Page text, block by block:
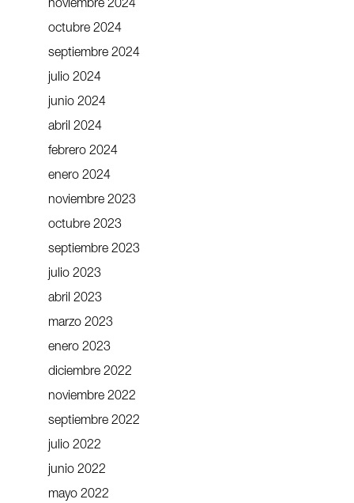
noviembre 2024
octubre 2024
septiembre 2024
julio 2024
junio 2024
abril 2024
febrero 2024
enero 2024
noviembre 2023
octubre 2023
septiembre 2023
julio 2023
abril 2023
marzo 2023
enero 2023
diciembre 2022
noviembre 2022
septiembre 2022
julio 2022
junio 2022
mayo 2022